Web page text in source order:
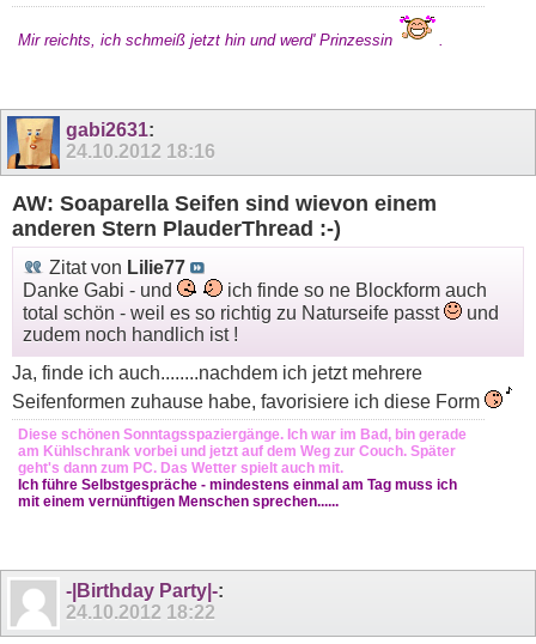
Mir reichts, ich schmeiß jetzt hin und werd' Prinzessin
gabi2631:
24.10.2012 18:16
AW: Soaparella Seifen sind wievon einem
anderen Stern PlauderThread :-)
Zitat von Lilie77
Danke Gabi - und
ich finde so ne Blockform auch
total schön - weil es so richtig zu Naturseife passt
und
zudem noch handlich ist !
Ja, finde ich auch........nachdem ich jetzt mehrere
Seifenformen zuhause habe, favorisiere ich diese Form
Diese schönen Sonntagsspaziergänge. Ich war im Bad, bin gerade
am Kühlschrank vorbei und jetzt auf dem Weg zur Couch. Später
geht's dann zum PC. Das Wetter spielt auch mit.
Ich führe Selbstgespräche - mindestens einmal am Tag muss ich
mit einem vernünftigen Menschen sprechen......
-|Birthday Party|-:
24.10.2012 18:22